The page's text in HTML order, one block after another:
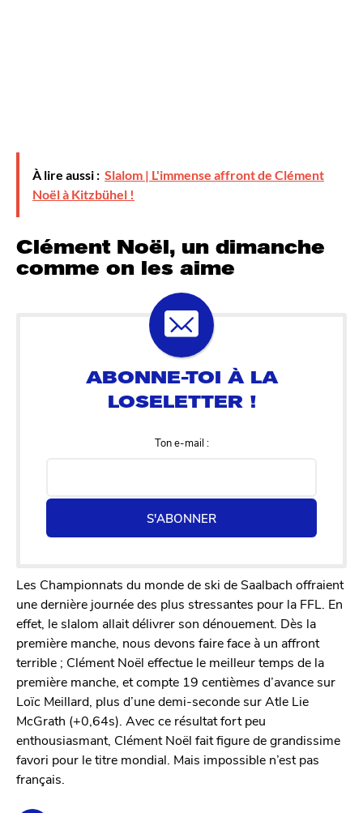
À lire aussi : Slalom | L'immense affront de Clément
Noël à Kitzbühel !
Clément Noël, un dimanche
comme on les aime
Ton e-mail :
S'ABONNER
Les Championnats du monde de ski de Saalbach offraient
une dernière journée des plus stressantes pour la FFL. En
effet, le slalom allait délivrer son dénouement. Dès la
première manche, nous devons faire face à un affront
terrible ; Clément Noël effectue le meilleur temps de la
première manche, et compte 19 centièmes d’avance sur
Loïc Meillard, plus d’une demi-seconde sur Atle Lie
McGrath (+0,64s). Avec ce résultat fort peu
enthousiasmant, Clément Noël fait figure de grandissime
favori pour le titre mondial. Mais impossible n’est pas
français.